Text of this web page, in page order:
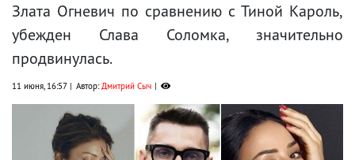
Злата Огневич по сравнению с Тиной Кароль,
убежден Слава Соломка, значительно
продвинулась.
11 июня, 16:57 Автор:Дмитрий Сыч